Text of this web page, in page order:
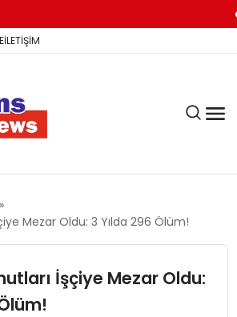
İLETİŞİM
Mezar Oldu: 3 Yılda 296 Ölüm!
İşçiye Mezar Oldu: